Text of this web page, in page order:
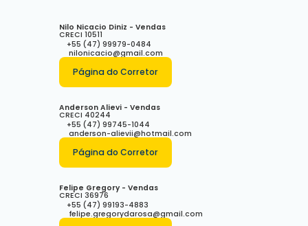
Nilo Nicacio Diniz - Vendas
CRECI 10511
+55 (47) 99979-0484
nilonicacio@gmail.com
Página do Corretor
Anderson Alievi - Vendas
CRECI 40244
+55 (47) 99745-1044
anderson-alievii@hotmail.com
Página do Corretor
Felipe Gregory - Vendas
CRECI 36976
+55 (47) 99193-4883
felipe.gregorydarosa@gmail.com